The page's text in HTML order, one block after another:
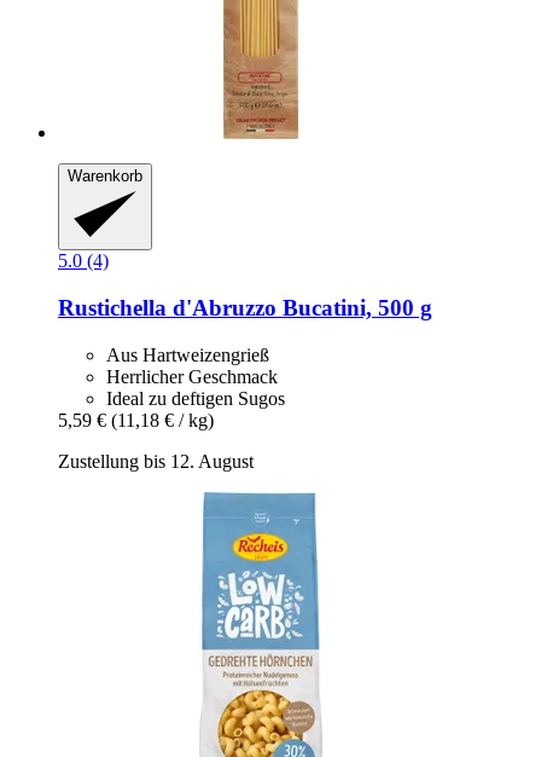
Warenkorb
5.0 (4)
Rustichella d'Abruzzo Bucatini, 500 g
Aus Hartweizengrieß
Herrlicher Geschmack
Ideal zu deftigen Sugos
5,59 € (11,18 € / kg)
Zustellung bis 12. August